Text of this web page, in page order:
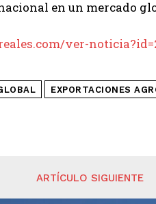
en un mercado
ver-
EXPORTACIONES
ARTÍCULO SIGUIENTE